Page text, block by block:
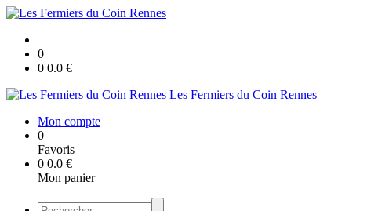
0
0 0.0 €
Les Fermiers du Coin Rennes
Mon compte
0
Favoris
0 0.0 €
Mon panier